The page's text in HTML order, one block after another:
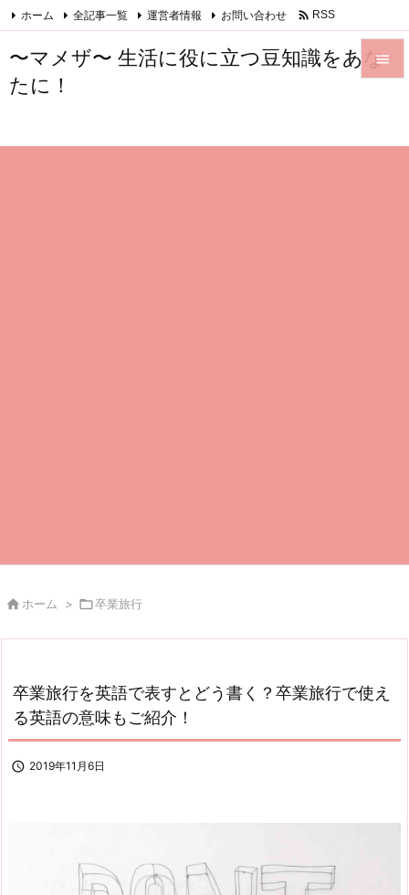
〜マメザ〜 生活に役に立つ豆知識をあな
たに！


ホーム 全記事一覧 運営者情報 お問い合わせ  RSS
 ホーム > 卒業旅行
卒業旅行を英語で表すとどう書く？卒業旅行で使え
る英語の意味もご紹介！
 2019年11月6日